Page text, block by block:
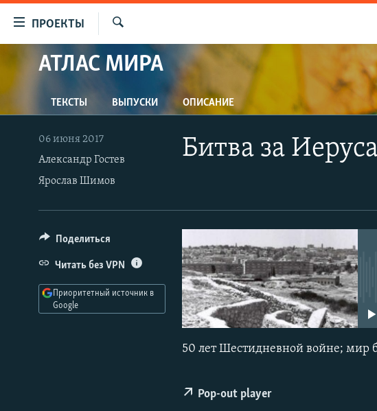
упрощенного
доступа
Вернуться
к
основному
содержанию
Вернутся
ПРОЕКТЫ
ПРОГРАММЫ
ПОДКАСТЫ
АВТОРСКИЕ ПРОЕКТЫ
ЦИТАТЫ СВОБОДЫ
МНЕНИЯ
КУЛЬТУРА
IDEL.РЕАЛИИ
КАВКАЗ.РЕАЛИИ
СЕВЕР.РЕАЛИИ
СИБИРЬ.РЕАЛИИ
РАСПИСАНИЕ ВЕЩАНИЯ
АТЛАС МИРА
ТЕКСТЫ ВЫПУСКИ ОПИСАНИЕ
Битва за
06 июня 2017
Александр Гостев
Ярослав Шимов
50 лет Шестидневной войне; мир
Pop-out player
Поделиться
Читать без VPN
Приоритетный источник в
Google